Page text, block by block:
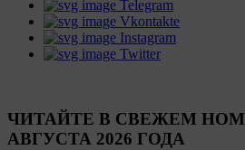
Telegram
Vkontakte
Instagram
Twitter
ЧИТАЙТЕ В СВЕЖЕМ
АВГУСТА 2026 ГОДА